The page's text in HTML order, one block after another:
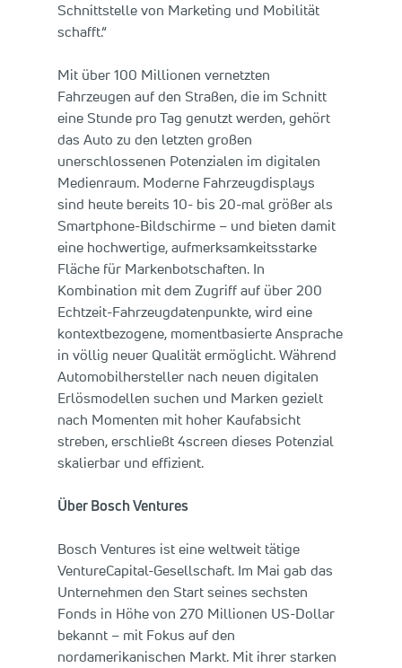
Schnittstelle von Marketing und Mobilität
schafft.“
Mit über 100 Millionen vernetzten
Fahrzeugen auf den Straßen, die im Schnitt
eine Stunde pro Tag genutzt werden, gehört
das Auto zu den letzten großen
unerschlossenen Potenzialen im digitalen
Medienraum. Moderne Fahrzeugdisplays
sind heute bereits 10- bis 20-mal größer als
Smartphone-Bildschirme – und bieten damit
eine hochwertige, aufmerksamkeitsstarke
Fläche für Markenbotschaften. In
Kombination mit dem Zugriff auf über 200
Echtzeit-Fahrzeugdatenpunkte, wird eine
kontextbezogene, momentbasierte Ansprache
in völlig neuer Qualität ermöglicht. Während
Automobilhersteller nach neuen digitalen
Erlösmodellen suchen und Marken gezielt
nach Momenten mit hoher Kaufabsicht
streben, erschließt 4screen dieses Potenzial
skalierbar und effizient.
Über Bosch Ventures
Bosch Ventures ist eine weltweit tätige
VentureCapital-Gesellschaft. Im Mai gab das
Unternehmen den Start seines sechsten
Fonds in Höhe von 270 Millionen US-Dollar
bekannt – mit Fokus auf den
nordamerikanischen Markt. Mit ihrer starken